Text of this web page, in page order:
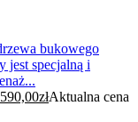
bukowego
jest specjalną i
590,00złAktualna cena